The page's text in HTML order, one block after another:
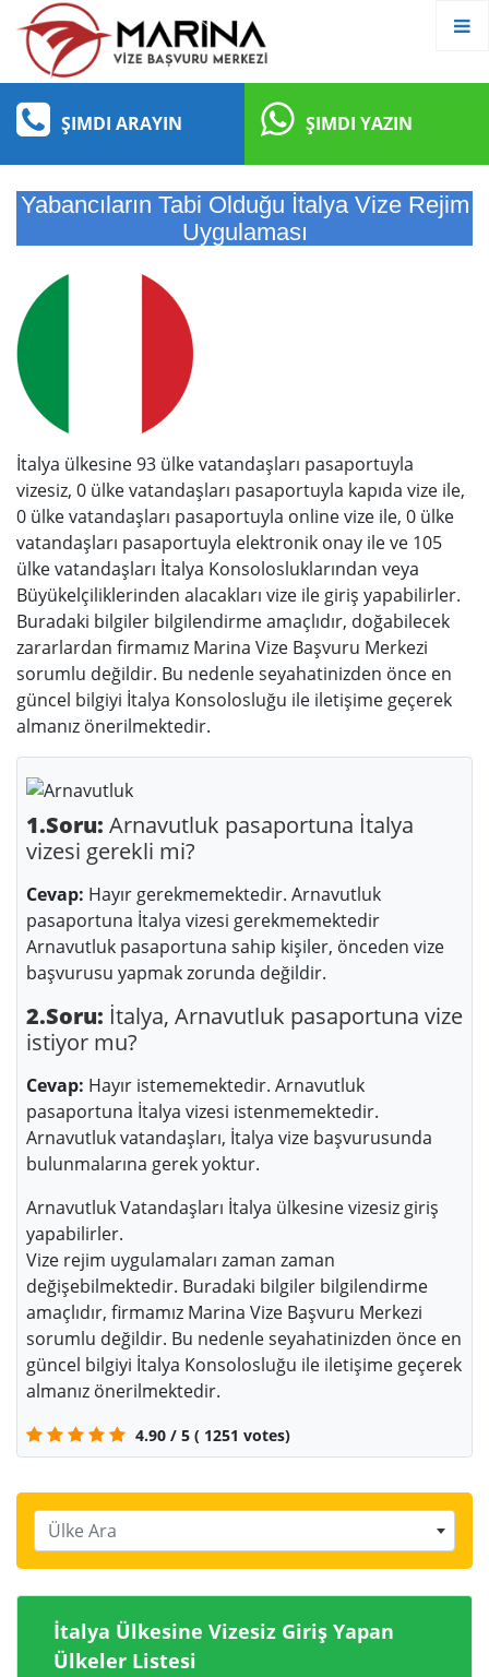
ŞIMDI ARAYIN ŞIMDI YAZIN
Yabancıların Tabi Olduğu İtalya Vize Rejim
Uygulaması
İtalya ülkesine 93 ülke vatandaşları pasaportuyla
vizesiz, 0 ülke vatandaşları pasaportuyla kapıda vize ile,
0 ülke vatandaşları pasaportuyla online vize ile, 0 ülke
vatandaşları pasaportuyla elektronik onay ile ve 105
ülke vatandaşları İtalya Konsolosluklarından veya
Büyükelçiliklerinden alacakları vize ile giriş yapabilirler.
Buradaki bilgiler bilgilendirme amaçlıdır, doğabilecek
zararlardan firmamız Marina Vize Başvuru Merkezi
sorumlu değildir. Bu nedenle seyahatinizden önce en
güncel bilgiyi İtalya Konsolosluğu ile iletişime geçerek
almanız önerilmektedir.
1.Soru: Arnavutluk pasaportuna İtalya
vizesi gerekli mi?
Cevap: Hayır gerekmemektedir. Arnavutluk
pasaportuna İtalya vizesi gerekmemektedir
Arnavutluk pasaportuna sahip kişiler, önceden vize
başvurusu yapmak zorunda değildir.
2.Soru: İtalya, Arnavutluk pasaportuna vize
istiyor mu?
Cevap: Hayır istememektedir. Arnavutluk
pasaportuna İtalya vizesi istenmemektedir.
Arnavutluk vatandaşları, İtalya vize başvurusunda
bulunmalarına gerek yoktur.
Arnavutluk Vatandaşları İtalya ülkesine vizesiz giriş
yapabilirler.
Vize rejim uygulamaları zaman zaman
değişebilmektedir. Buradaki bilgiler bilgilendirme
amaçlıdır, firmamız Marina Vize Başvuru Merkezi
sorumlu değildir. Bu nedenle seyahatinizden önce en
güncel bilgiyi İtalya Konsolosluğu ile iletişime geçerek
almanız önerilmektedir.
4.90 / 5 ( 1251 votes)
Ülke Ara
İtalya Ülkesine Vizesiz Giriş Yapan
Ülkeler Listesi